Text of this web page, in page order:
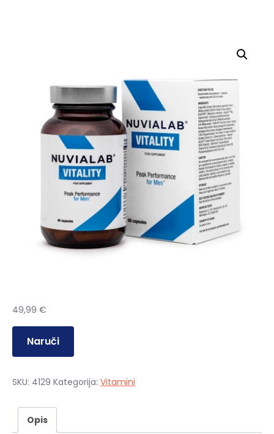
49,99 €
Naruči
SKU: 4129 Kategorija: Vitamini
Opis